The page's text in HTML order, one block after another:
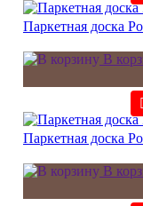
Паркетная доска
В
Паркетная доска
В